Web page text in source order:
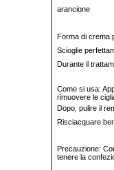
arancione
Forma di crema
Scioglie
Durante il
Come si usa:
rimuovere le
Dopo, pulire il
Risciacquare
Precauzione:
tenere la